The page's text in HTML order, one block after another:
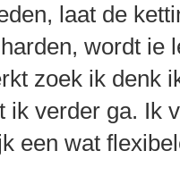
laat de
wordt ie
zoek ik denk
ik verder ga. Ik
een wat